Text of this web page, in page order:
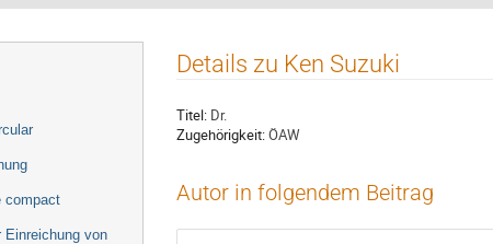
compact
Einreichung von
Details zu Ken Suzuki
Titel: Dr.
Zugehörigkeit:ÖAW
Autor in folgendem Beitrag